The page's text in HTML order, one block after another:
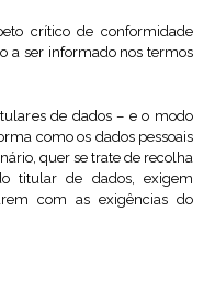
crítico de conformidade
a ser informado nos termos
de dados – e o modo
como os dados pessoais
quer se trate de recolha
titular de dados, exigem
com as exigências do